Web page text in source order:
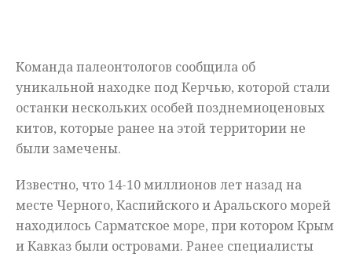
Команда палеонтологов сообщила об
уникальной находке под Керчью, которой стали
останки нескольких особей позднемиоценовых
китов, которые ранее на этой территории не
были замечены.
Известно, что 14-10 миллионов лет назад на
месте Черного, Каспийского и Аральского морей
находилось Сарматское море, при котором Крым
и Кавказ были островами. Ранее специалисты